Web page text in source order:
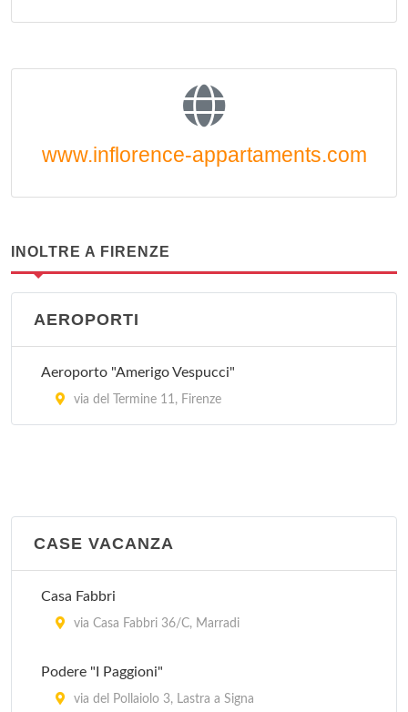
www.inflorence-appartaments.com
INOLTRE A FIRENZE
AEROPORTI
Aeroporto "Amerigo Vespucci"
via del Termine 11, Firenze
CASE VACANZA
Casa Fabbri
via Casa Fabbri 36/C, Marradi
Podere "I Paggioni"
via del Pollaiolo 3, Lastra a Signa